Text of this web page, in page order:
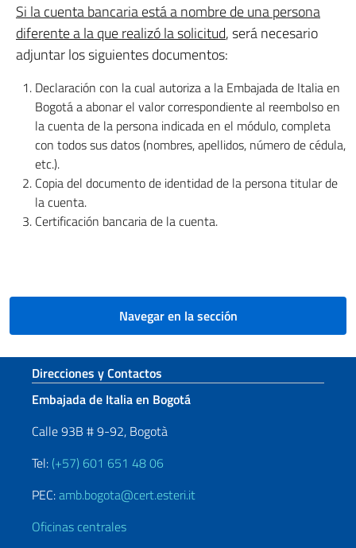
Si la cuenta bancaria está a nombre de una persona
diferente a la que realizó la solicitud, será necesario
adjuntar los siguientes documentos:
Declaración con la cual autoriza a la Embajada de Italia en
Bogotá a abonar el valor correspondiente al reembolso en
la cuenta de la persona indicada en el módulo, completa
con todos sus datos (nombres, apellidos, número de cédula,
etc.).
Copia del documento de identidad de la persona titular de
la cuenta.
Certificación bancaria de la cuenta.
Navegar en la sección
Sezione footer
Direcciones y Contactos
Embajada de Italia en Bogotá
Calle 93B # 9-92, Bogotà
Tel: (+57) 601 651 48 06
PEC:amb.bogota@cert.esteri.it
Oficinas centrales